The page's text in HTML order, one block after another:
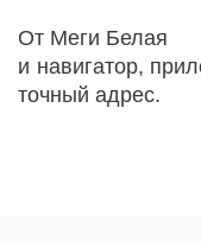
От Меги Белая
и навигатор,
точный адрес.